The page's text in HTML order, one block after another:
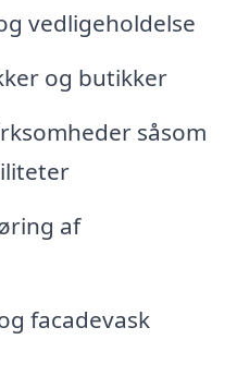
vedligeholdelse
og butikker
såsom
af
facadevask